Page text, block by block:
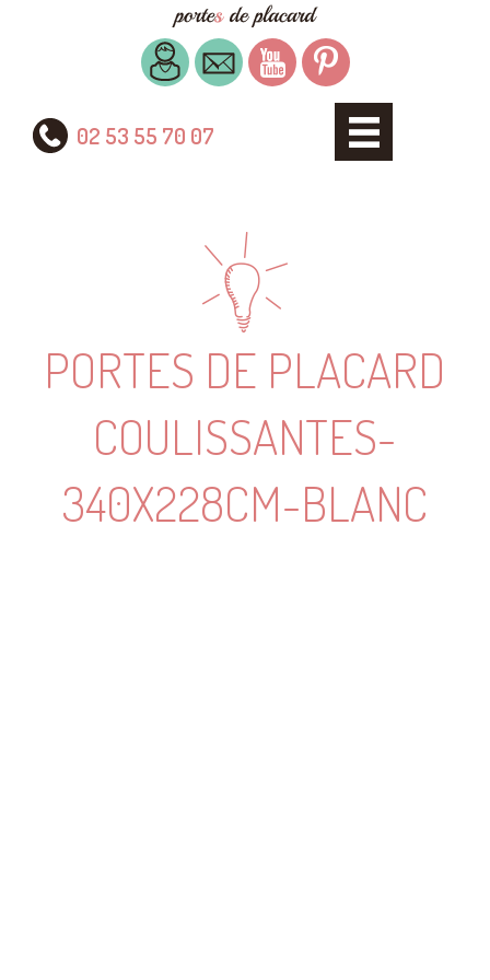
02 53 55 70 07
PORTES DE PLACARD
COULISSANTES-
340X228CM-BLANC